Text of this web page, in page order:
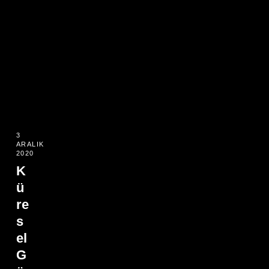
3
ARALIK
2020
K
ü
re
s
el
G